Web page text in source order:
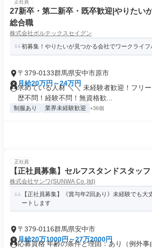
正社員
27新卒・第二新卒・既卒歓迎|やりたい
総合職
株式会社ボルテックスセイグン
初募集！やりたいが見つかる会社でワークライ
〒379-0133群馬県安中市原市
月給20万円～24万円
求めている人材 ＼＼ 未経験者歓迎！フリ
歴不問！経験不問！無資格歓...
制服あり 業界未経験歓迎 +36個
正社員
【正社員募集】セルフスタンドスタッフ
株式会社サンワ(SUNWA Co.,ltd)
【正社員募集】《賞与年2回あり》未経験でも大
ートします
〒379-0116群馬県安中市
月給20万1000円～27万2000円
応募資格 年齢の条件と理由：あり（例外事